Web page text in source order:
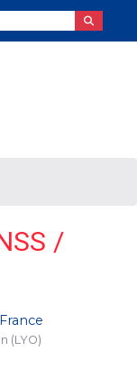
/
(LYO)